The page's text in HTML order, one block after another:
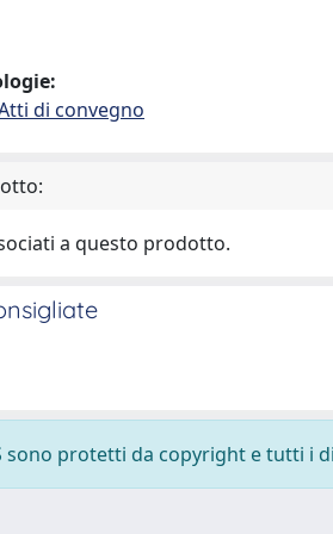
di convegno
a questo prodotto.
sono protetti da copyright e tutti i